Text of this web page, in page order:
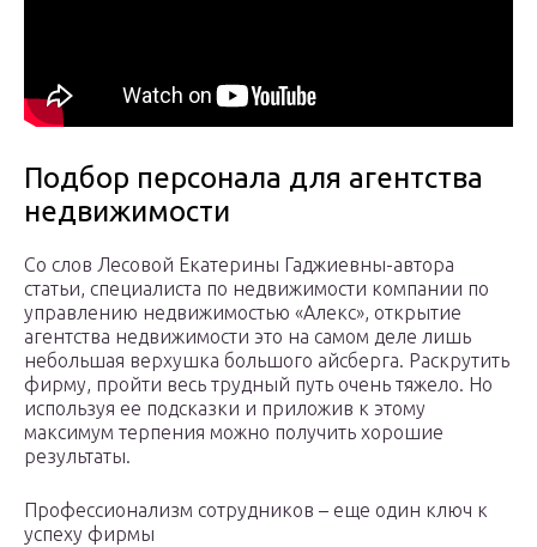
Подбор персонала для агентства
недвижимости
Со слов Лесовой Екатерины Гаджиевны-автора
статьи, специалиста по недвижимости компании по
управлению недвижимостью «Алекс», открытие
агентства недвижимости это на самом деле лишь
небольшая верхушка большого айсберга. Раскрутить
фирму, пройти весь трудный путь очень тяжело. Но
используя ее подсказки и приложив к этому
максимум терпения можно получить хорошие
результаты.
Профессионализм сотрудников – еще один ключ к
успеху фирмы